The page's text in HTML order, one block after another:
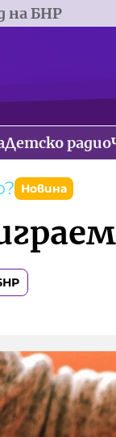
на БНР
Детско радио
Новина